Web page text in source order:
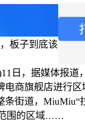
板子到底该打谁
日，据媒体报道
电商旗舰店进行区
条街道，MiuMiu“
围的区域……